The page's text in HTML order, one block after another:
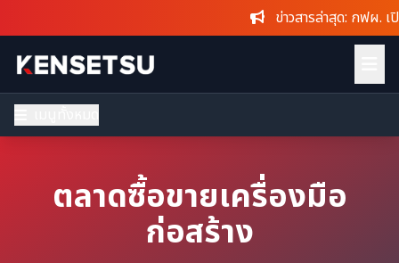
ข่าวสารล่าสุด: กฟผ. เปิดขายขอ
ตลาดซื้อขายเครื่องมือ
ก่อสร้าง